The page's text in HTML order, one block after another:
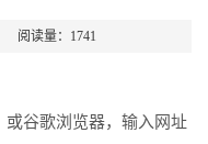
阅读量： 1741
或谷歌浏览器，输入网址